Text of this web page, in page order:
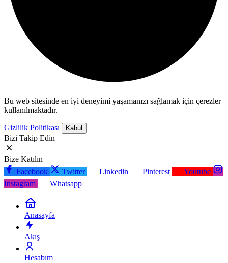
Bu web sitesinde en iyi deneyimi yaşamanızı sağlamak için çerezler
kullanılmaktadır.
Gizlilik Politikası Kabul
Bizi Takip Edin
Bize Katılın
Facebook
Twitter Linkedin Pinterest
Youtube
Instagram
Whatsapp
Anasayfa
Akış
Hesabım